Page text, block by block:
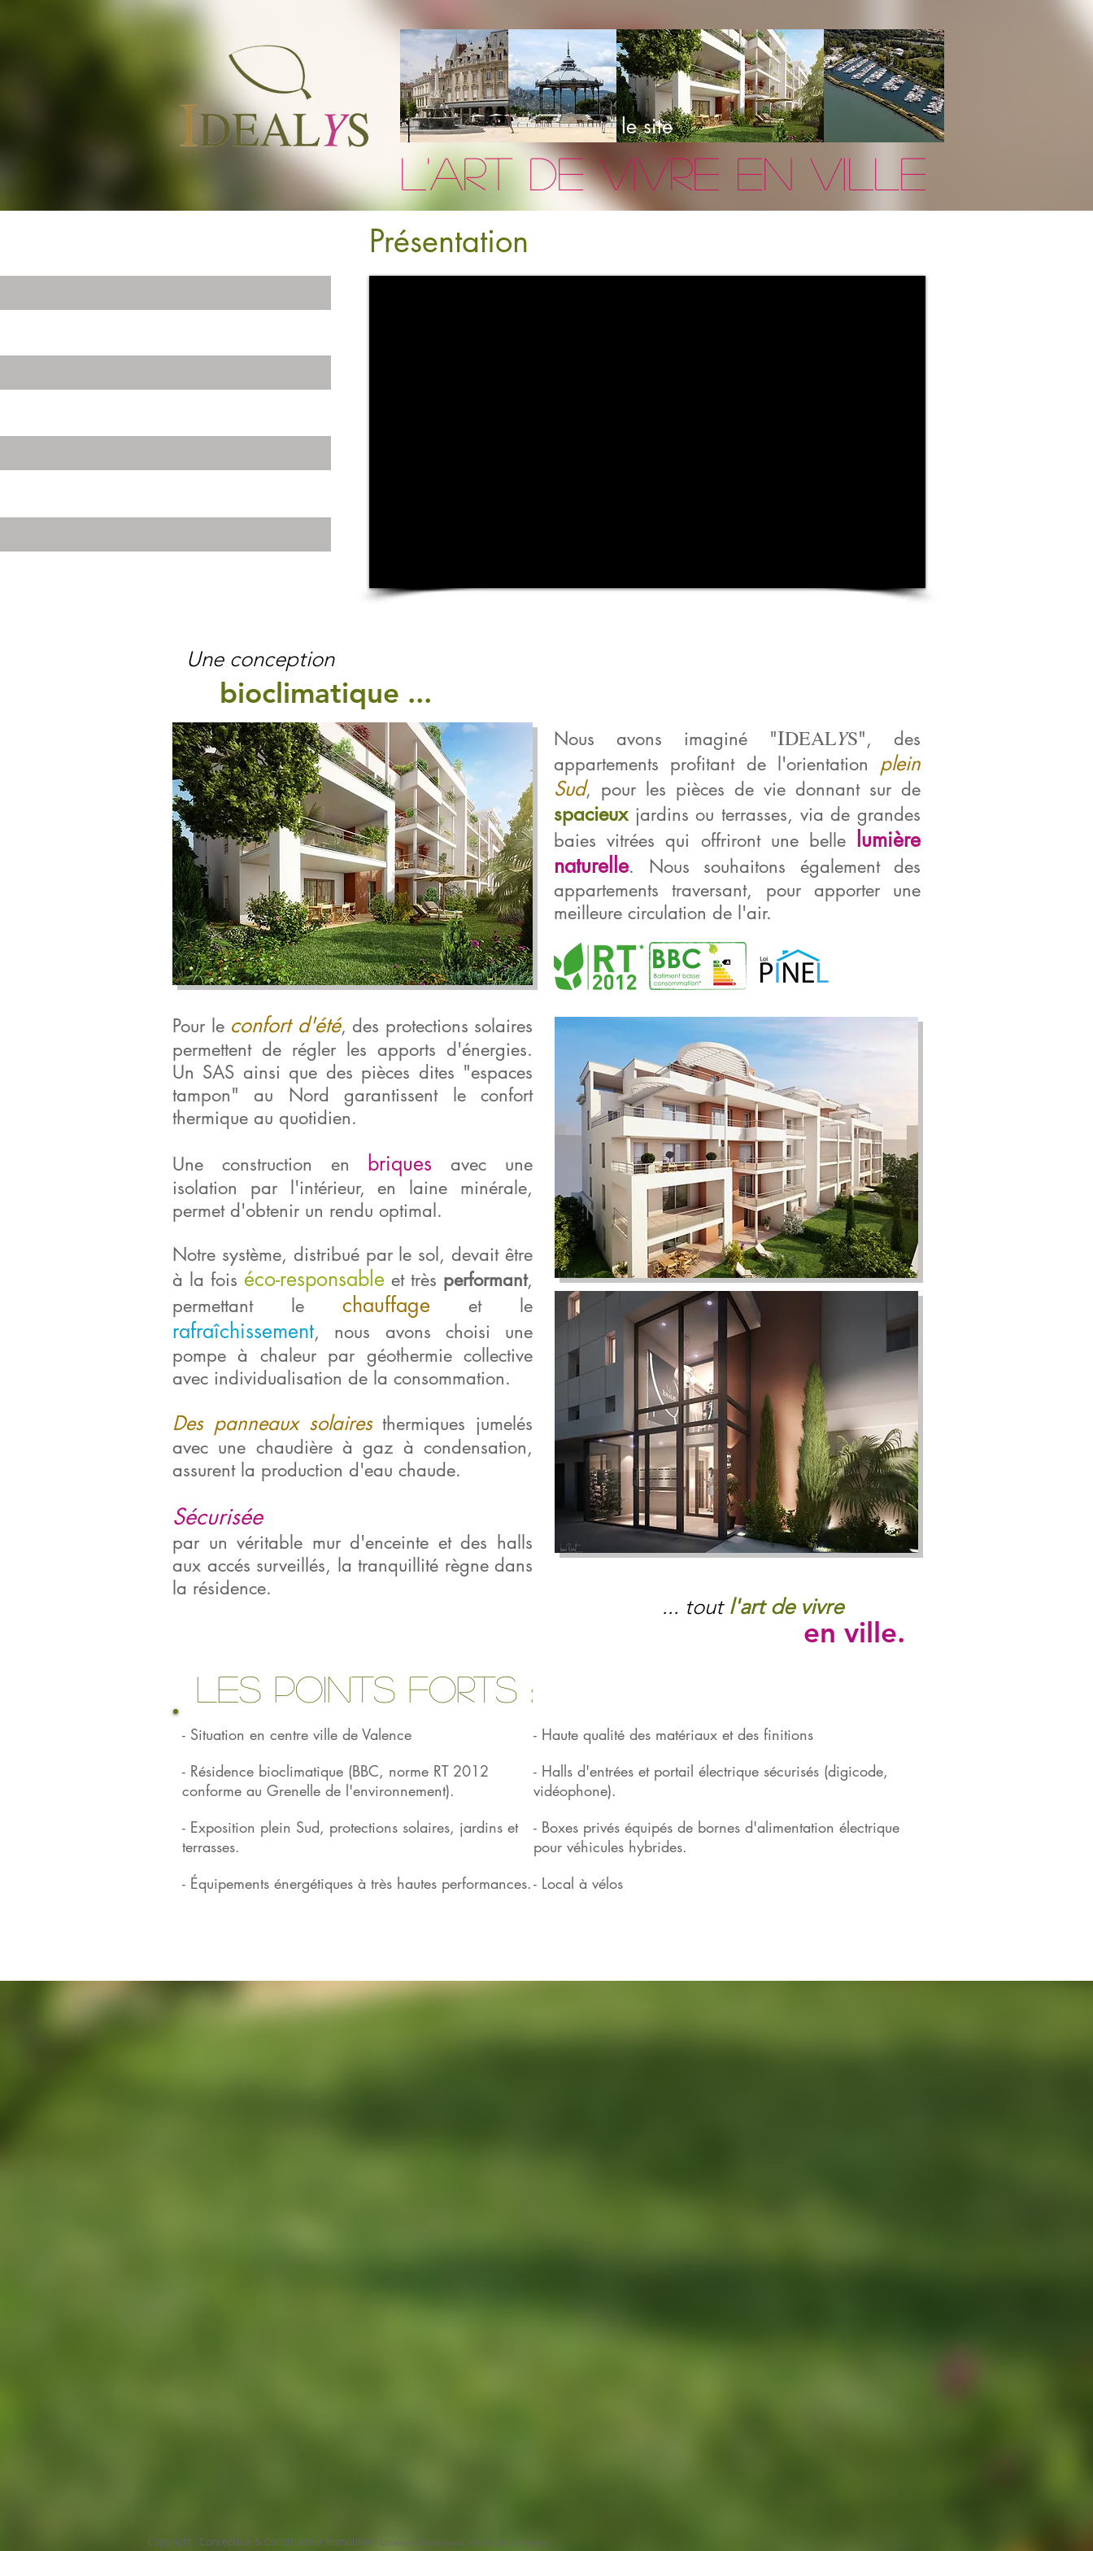
le site
L'art de vivre en ville
Présentation
Une conception
bioclimatique ...
Pour le confort d'été, des protections solaires
permettent de régler les apports d'énergies.
Un SAS ainsi que des pièces dites "espaces
tampon" au Nord garantissent le confort
thermique au quotidien.
Une construction en briques avec une
isolation par l'intérieur, en laine minérale,
permet d'obtenir un rendu optimal.
Notre système, distribué par le sol, devait être
à la fois éco-responsable et très performant,
permettant le chauffage et le
rafraîchissement, nous avons choisi une
pompe à chaleur par géothermie collective
avec individualisation de la consommation.
Des panneaux solairesthermiques jumelés
avec une chaudière à gaz à condensation,
assurent la production d'eau chaude.
Sécurisée
par un véritable mur d'enceinte et des halls
aux accés surveillés, la tranquillité règne dans
la résidence.
Nous avons imaginé "IDEALYS", des
appartements profitant de l'orientation plein
Sud, pour les pièces de vie donnant sur de
spacieuxjardins ou terrasses, via de grandes
baies vitrées qui offriront une belle
lumière
naturelle. Nous souhaitons également des
appartements traversant, pour apporter une
meilleure circulation de l'air.
... tout l'art de vivre
en ville.
Les points forts :
- Situation en centre ville de Valence
- Résidence bioclimatique (BBC, norme RT 2012
conforme au Grenelle de l'environnement).
- Exposition plein Sud, protections solaires, jardins et
terrasses.
- Équipements énergétiques à très hautes performances.
- Haute qualité des matériaux et des finitions
- Halls d'entrées et portail électrique sécurisés (digicode,
vidéophone).
- Boxes privés équipés de bornes d'alimentation électrique
pour véhicules hybrides.
- Local à vélos
Copyright : Concepteur & Constructeur Immobilier. Création et Maintenance : YOUR IDEA. Entreprise